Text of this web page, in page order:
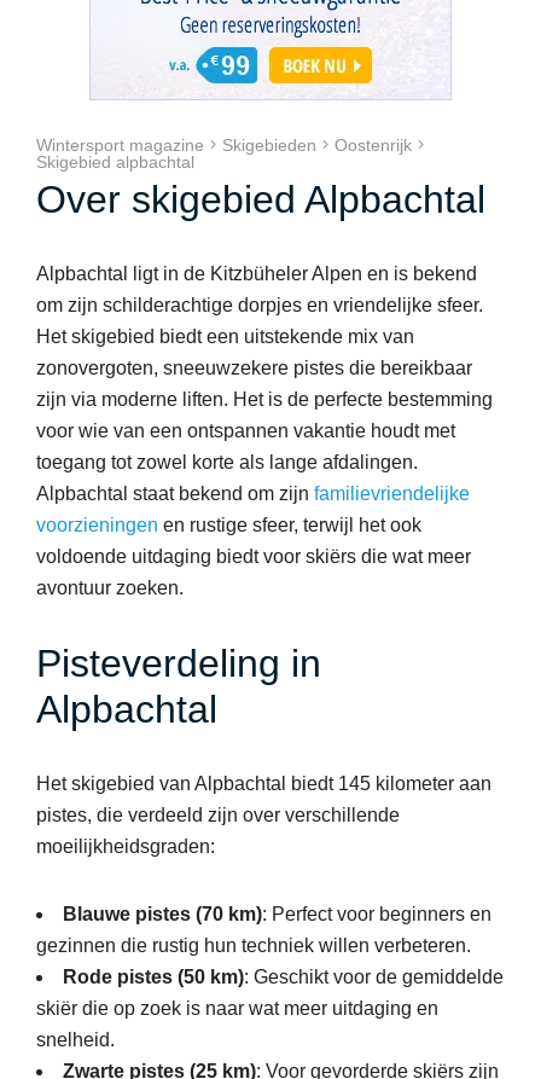
Wintersport magazine Skigebieden
Oostenrijk
Skigebied alpbachtal
Over skigebied Alpbachtal
Alpbachtal ligt in de Kitzbüheler Alpen en is bekend
om zijn schilderachtige dorpjes en vriendelijke sfeer.
Het skigebied biedt een uitstekende mix van
zonovergoten, sneeuwzekere pistes die bereikbaar
zijn via moderne liften. Het is de perfecte bestemming
voor wie van een ontspannen vakantie houdt met
toegang tot zowel korte als lange afdalingen.
Alpbachtal staat bekend om zijn familievriendelijke
voorzieningen en rustige sfeer, terwijl het ook
voldoende uitdaging biedt voor skiërs die wat meer
avontuur zoeken.
Pisteverdeling in
Alpbachtal
Het skigebied van Alpbachtal biedt 145 kilometer aan
pistes, die verdeeld zijn over verschillende
moeilijkheidsgraden:
Blauwe pistes (70 km): Perfect voor beginners en
gezinnen die rustig hun techniek willen verbeteren.
Rode pistes (50 km): Geschikt voor de gemiddelde
skiër die op zoek is naar wat meer uitdaging en
snelheid.
Zwarte pistes (25 km): Voor gevorderde skiërs zijn